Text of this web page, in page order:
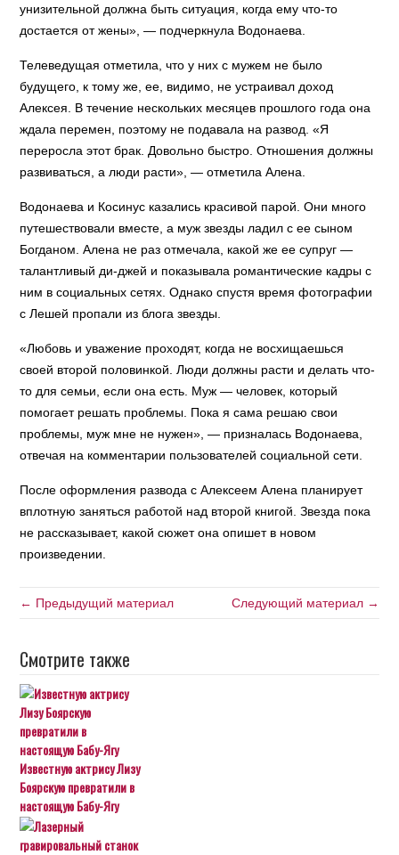
унизительной должна быть ситуация, когда ему что-то
достается от жены», — подчеркнула Водонаева.
Телеведущая отметила, что у них с мужем не было
будущего, к тому же, ее, видимо, не устраивал доход
Алексея. В течение нескольких месяцев прошлого года она
ждала перемен, поэтому не подавала на развод. «Я
переросла этот брак. Довольно быстро. Отношения должны
развиваться, а люди расти», — отметила Алена.
Водонаева и Косинус казались красивой парой. Они много
путешествовали вместе, а муж звезды ладил с ее сыном
Богданом. Алена не раз отмечала, какой же ее супруг —
талантливый ди-джей и показывала романтические кадры с
ним в социальных сетях. Однако спустя время фотографии
с Лешей пропали из блога звезды.
«Любовь и уважение проходят, когда не восхищаешься
своей второй половинкой. Люди должны расти и делать что-
то для семьи, если она есть. Муж — человек, который
помогает решать проблемы. Пока я сама решаю свои
проблемы, муж мне не нужен», — призналась Водонаева,
отвечая на комментарии пользователей социальной сети.
После оформления развода с Алексеем Алена планирует
вплотную заняться работой над второй книгой. Звезда пока
не рассказывает, какой сюжет она опишет в новом
произведении.
← Предыдущий материал Следующий материал →
Смотрите также
Известную актрису Лизу
Боярскую превратили в
настоящую Бабу-Ягу